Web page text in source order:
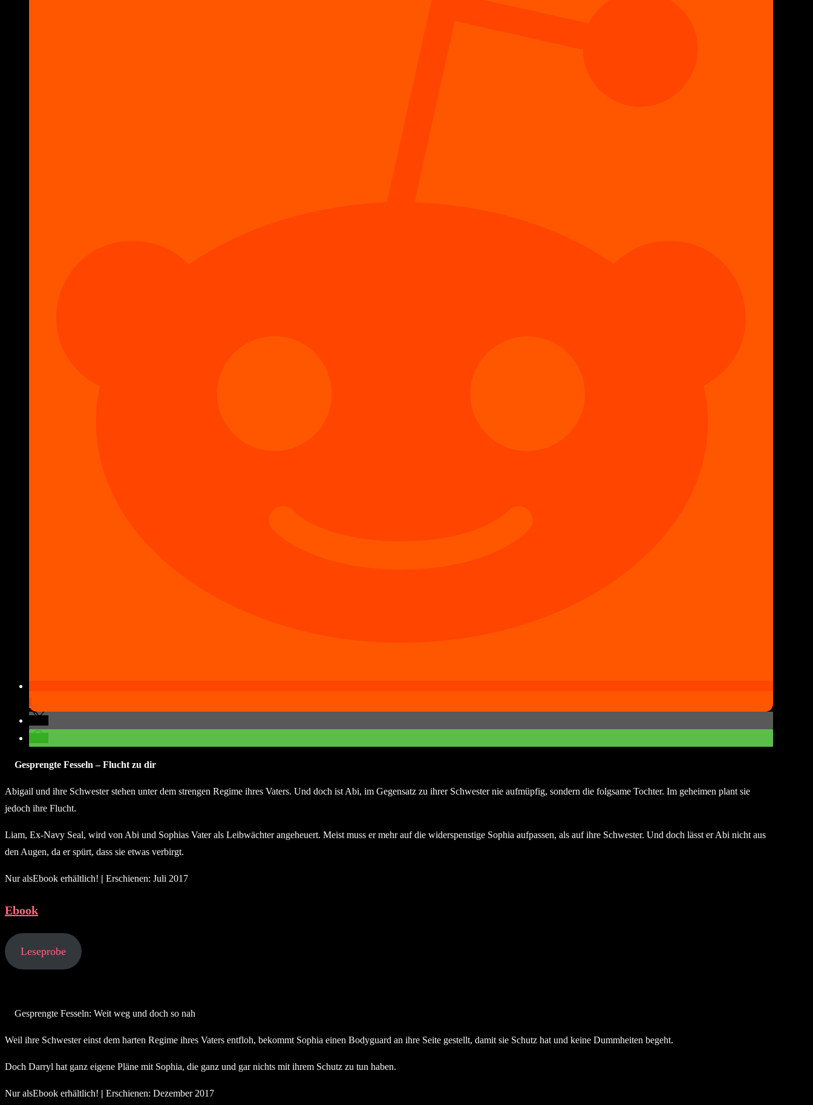
Gesprengte Fesseln – Flucht zu dir
Abigail und ihre Schwester stehen unter dem strengen Regime ihres Vaters. Und doch ist Abi, im Gegensatz zu ihrer Schwester nie aufmüpfig, sondern die folgsame Tochter. Im geheimen plant sie
jedoch ihre Flucht.
Liam, Ex-Navy Seal, wird von Abi und Sophias Vater als Leibwächter angeheuert. Meist muss er mehr auf die widerspenstige Sophia aufpassen, als auf ihre Schwester. Und doch lässt er Abi nicht aus
den Augen, da er spürt, dass sie etwas verbirgt.
Nur alsEbook erhältlich! | Erschienen: Juli 2017
Ebook
Leseprobe
Gesprengte Fesseln: Weit weg und doch so nah
Weil ihre Schwester einst dem harten Regime ihres Vaters entfloh, bekommt Sophia einen Bodyguard an ihre Seite gestellt, damit sie Schutz hat und keine Dummheiten begeht.
Doch Darryl hat ganz eigene Pläne mit Sophia, die ganz und gar nichts mit ihrem Schutz zu tun haben.
Nur alsEbook erhältlich! | Erschienen: Dezember 2017